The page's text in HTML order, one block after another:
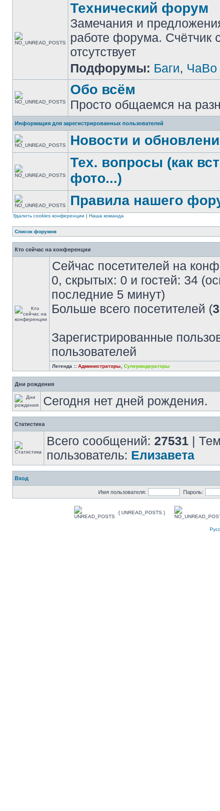
Технический форум
Замечания и
работе форума. Счётчик
отсутствует
Подфорумы: Баги, ЧаВо
Обо всём
Просто общаемся на
Информация для зарегистрированных пользователей
Новости и
Тех. вопросы (как
фото...)
Правила нашего
Удалить cookies конференции | Наша команда
Список форумов
Кто сейчас на конференции
Сейчас посетителей на
0, скрытых: 0 и гостей: 34
последние 5 минут)
Больше всего посетителей (
Зарегистрированные
пользователей
Легенда :: Администраторы Супермодераторы
Дни рождения
Сегодня нет дней рождения.
Статистика
Всего сообщений: 27531 |
пользователь: Елизавета
Вход
Имя пользователя: Пароль:
{ UNREAD_POSTS }